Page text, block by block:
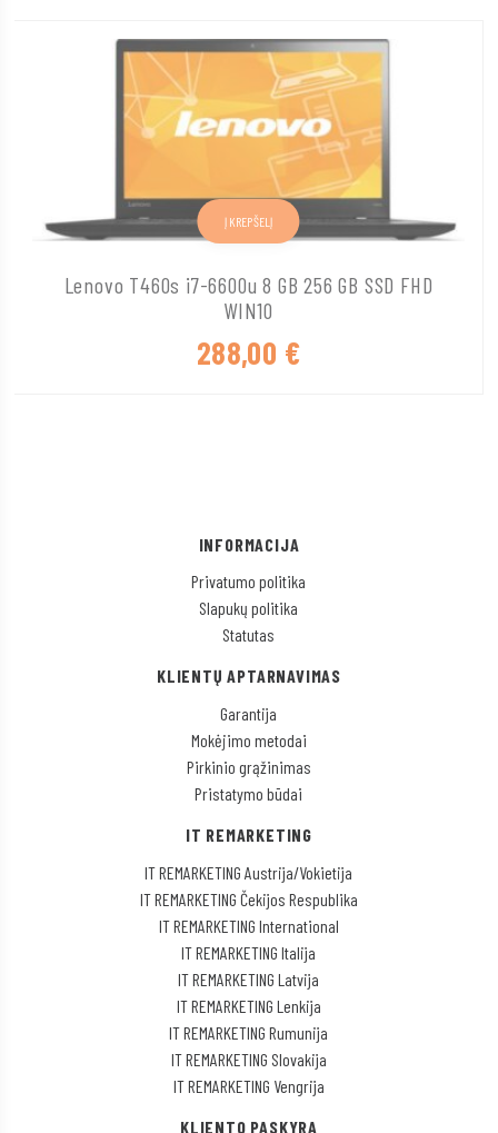
Lenovo T460s i7-6600u 8 GB 256 GB SSD FHD
WIN10
288,00 €
Į KREPŠELĮ
INFORMACIJA
Privatumo politika
Slapukų politika
Statutas
KLIENTŲ APTARNAVIMAS
Garantija
Mokėjimo metodai
Pirkinio grąžinimas
Pristatymo būdai
IT REMARKETING
IT REMARKETING Austrija/Vokietija
IT REMARKETING Čekijos Respublika
IT REMARKETING International
IT REMARKETING Italija
IT REMARKETING Latvija
IT REMARKETING Lenkija
IT REMARKETING Rumunija
IT REMARKETING Slovakija
IT REMARKETING Vengrija
KLIENTO PASKYRA